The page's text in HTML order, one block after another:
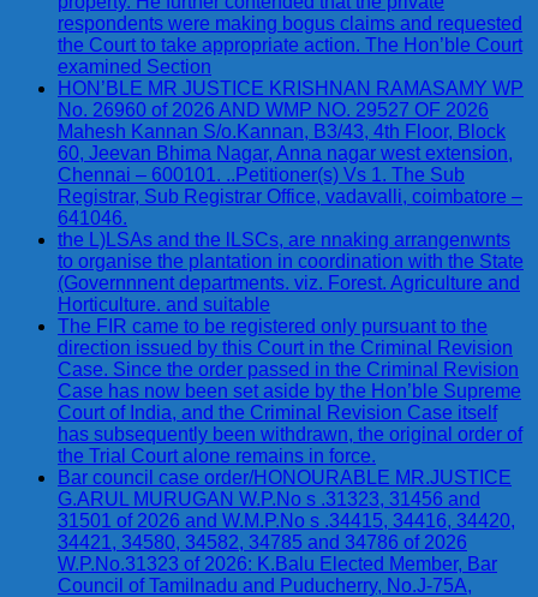
respondents were making bogus claims and requested
the Court to take appropriate action. The Hon’ble Court
examined Section
HON’BLE MR JUSTICE KRISHNAN RAMASAMY WP
No. 26960 of 2026 AND WMP NO. 29527 OF 2026
Mahesh Kannan S/o.Kannan, B3/43, 4th Floor, Block
60, Jeevan Bhima Nagar, Anna nagar west extension,
Chennai – 600101. ..Petitioner(s) Vs 1. The Sub
Registrar, Sub Registrar Office, vadavalli, coimbatore –
641046.
the L)LSAs and the lLSCs, are nnaking arrangenwnts
to organise the plantation in coordination with the State
(Governnnent departments. viz. Forest. Agriculture and
Horticulture. and suitable
The FIR came to be registered only pursuant to the
direction issued by this Court in the Criminal Revision
Case. Since the order passed in the Criminal Revision
Case has now been set aside by the Hon’ble Supreme
Court of India, and the Criminal Revision Case itself
has subsequently been withdrawn, the original order of
the Trial Court alone remains in force.
Bar council case order/HONOURABLE MR.JUSTICE
G.ARUL MURUGAN W.P.No s .31323, 31456 and
31501 of 2026 and W.M.P.No s .34415, 34416, 34420,
34421, 34580, 34582, 34785 and 34786 of 2026
W.P.No.31323 of 2026: K.Balu Elected Member, Bar
Council of Tamilnadu and Puducherry, No.J-75A,